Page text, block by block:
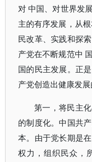
对 中国、对世界发
主的有序发展，从
民改革、实践和探
产党在不断规范中
国的民主发展。正
产党创造出健康发
第一，将民主
的制度化。中国共
本。由于党长期是
权力，组织民众，